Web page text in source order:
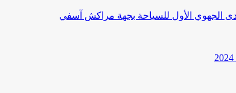
الجهوي الأول للسياحة بجهة مراكش آسفي